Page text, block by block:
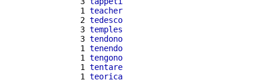
  1
teacher
  2
tedesco
  3
temples
  3
tendono
  1
tenendo
  1
tengono
  1
tentare
  1
teorica